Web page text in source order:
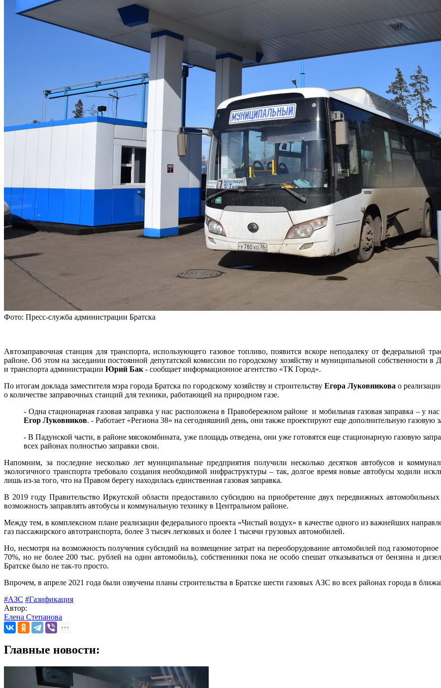
Фото: Пресс-служба администрации Братска
Автозаправочная станция для транспорта, использующего газовое топливо, появится вскоре неподалеку от
районе. Об этом на заседании постоянной депутатской комиссии по городскому хозяйству и муниципальной собственности в
и транспорта администрации Юрий Бак - сообщает информационное агентство «ТК Город».
По итогам доклада заместителя мэра города Братска по городскому хозяйству и строительству Егора Луковникова о
о количестве заправочных станций для техники, работающей на природном газе.
- Одна стационарная газовая заправка у нас расположена в Правобережном районе и мобильная газовая заправка – у
Егор Луковников. - Работает «Региона 38» на сегодняшний день, они также проектируют еще дополнительную газовую
- В Падунской части, в районе мясокомбината, уже площадь отведена, они уже готовятся еще стационарную газовую
всех районах полностью заправки свои.
Напомним, за последние несколько лет муниципальные предприятия получили несколько десятков автобусов и
экологичного транспорта требовало создания необходимой инфраструктуры – так, долгое время новые автобусы ходили
лишь из-за того, что на Правом берегу находилась единственная газовая заправка.
В 2019 году Правительство Иркутской области предоставило субсидию на приобретение двух передвижных
возможность заправлять автобусы и коммунальную технику в Центральном районе.
Между тем, в комплексном плане реализации федерального проекта «Чистый воздух» в качестве одного из важнейших
газ пассажирского автотранспорта, более 3 тысяч легковых и более 1 тысячи грузовых автомобилей.
Но, несмотря на возможность получения субсидий на возмещение затрат на переоборудование автомобилей под
70%, но не более 200 тыс. рублей на один автомобиль), собственники пока не особо спешат отказываться от бензина и
Братске было не так-то просто.
Впрочем, в апреле 2021 года были озвучены планы строительства в Братске шести газовых АЗС во всех районах города в
#АЗС #Газификация
Автор:
Елена Степанова
Главные новости: